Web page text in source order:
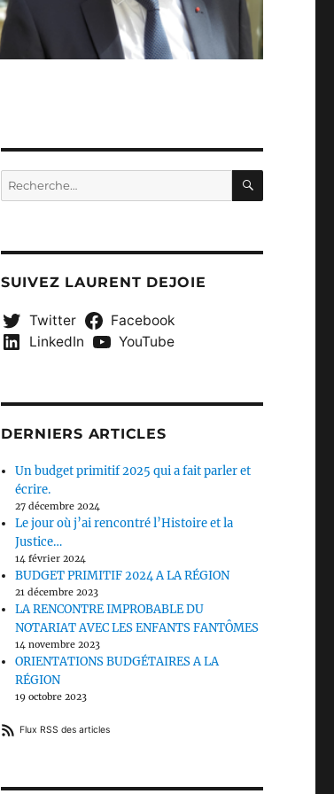
Recherche
pour :
SUIVEZ LAURENT DEJOIE
Twitter
Facebook
LinkedIn
YouTube
DERNIERS ARTICLES
Un budget primitif 2025 qui a fait parler et
écrire.
27 décembre 2024
Le jour où j’ai rencontré l’Histoire et la
Justice…
14 février 2024
BUDGET PRIMITIF 2024 A LA RÉGION
21 décembre 2023
LA RENCONTRE IMPROBABLE DU
NOTARIAT AVEC LES ENFANTS FANTÔMES
14 novembre 2023
ORIENTATIONS BUDGÉTAIRES A LA
RÉGION
19 octobre 2023
Flux RSS des articles